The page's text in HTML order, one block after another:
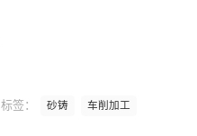
标签： 砂铸
车削加工